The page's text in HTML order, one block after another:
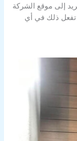
إلى موقع الشركة
تفعل ذلك في أي